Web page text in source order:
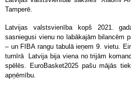
Tamperē.
Latvijas valstsvienība kopš 2021.
sasniegusi vienu no labākajām bilancēm
– un FIBA rangu tabulā ieņem 9. vietu.
turnīrā
Latvija bija viena no trijām
spēlēs. EuroBasket2025 pašu mājās
apņēmību.